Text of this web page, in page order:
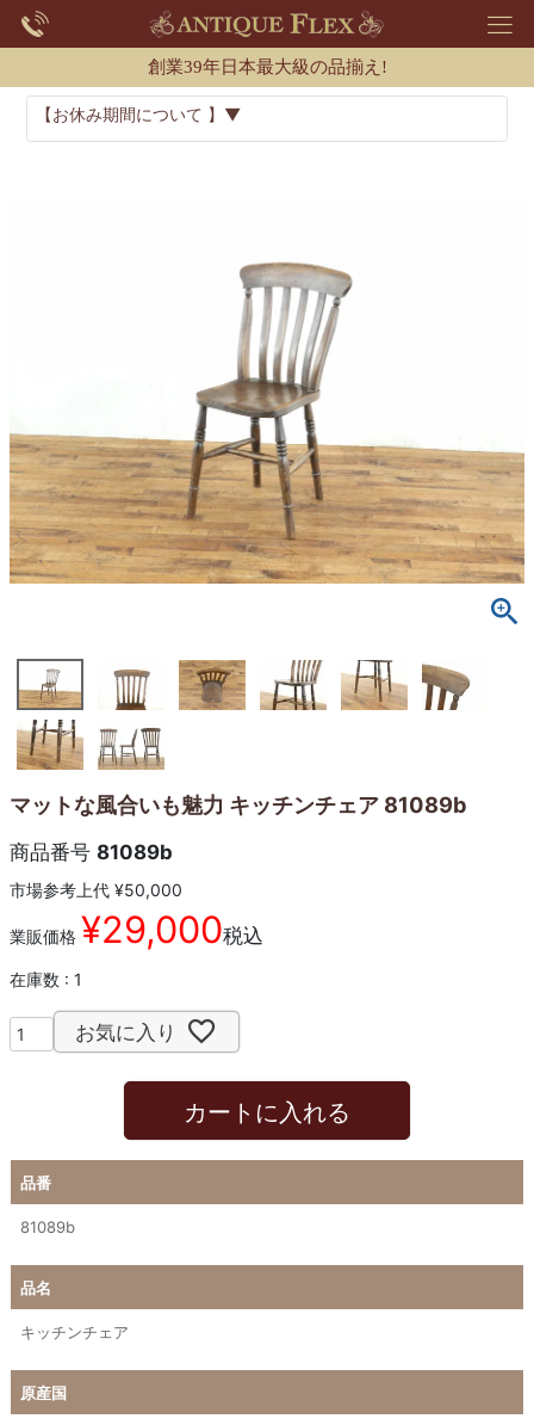
創業39年日本最大級の品揃え!
【お休み期間について 】▼
マットな風合いも魅力 キッチンチェア 81089b
商品番号 81089b
市場参考上代 ¥50,000
業販価格 ¥29,000税込
在庫数 1
お気に入り
カートに入れる
品番
81089b
品名
キッチンチェア
原産国